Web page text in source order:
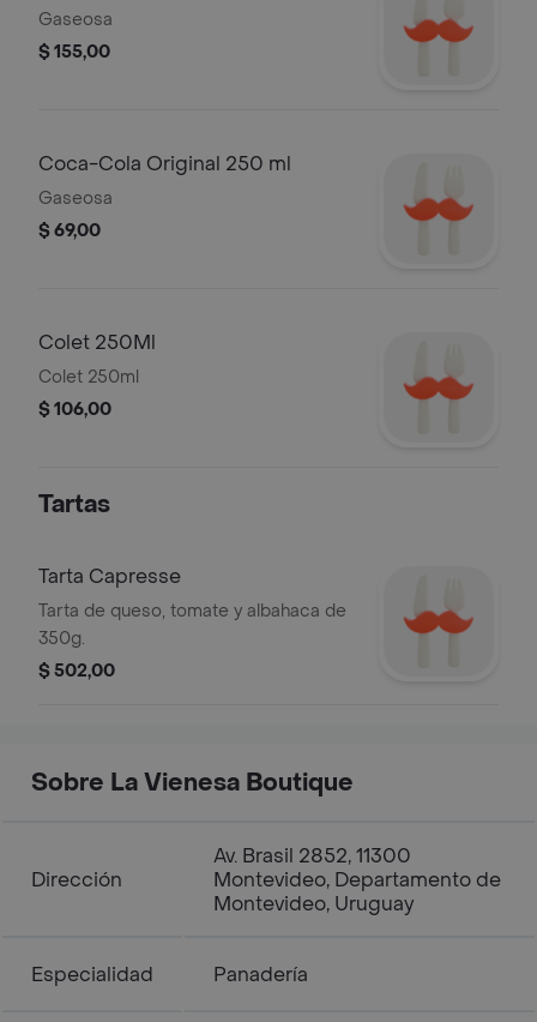
Gaseosa
$ 155,00
Coca-Cola Original 250 ml
Gaseosa
$ 69,00
Colet 250Ml
Colet 250ml
$ 106,00
Tartas
Tarta Capresse
Tarta de queso, tomate y albahaca de
350g.
$ 502,00
Sobre La Vienesa Boutique
Dirección
Av. Brasil 2852, 11300
Montevideo, Departamento de
Montevideo, Uruguay
Especialidad Panadería